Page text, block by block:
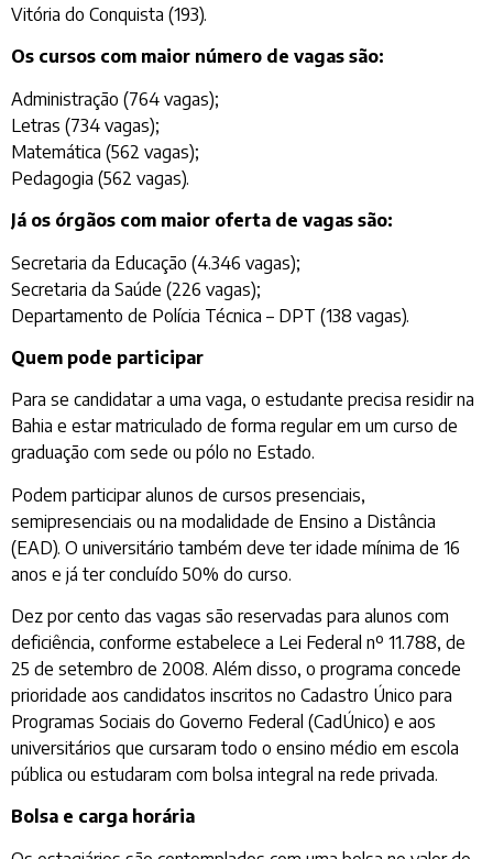
Vitória do Conquista (193).
Os cursos com maior número de vagas são:
Administração (764 vagas);
Letras (734 vagas);
Matemática (562 vagas);
Pedagogia (562 vagas).
Já os órgãos com maior oferta de vagas são:
Secretaria da Educação (4.346 vagas);
Secretaria da Saúde (226 vagas);
Departamento de Polícia Técnica – DPT (138 vagas).
Quem pode participar
Para se candidatar a uma vaga, o estudante precisa residir na
Bahia e estar matriculado de forma regular em um curso de
graduação com sede ou pólo no Estado.
Podem participar alunos de cursos presenciais,
semipresenciais ou na modalidade de Ensino a Distância
(EAD). O universitário também deve ter idade mínima de 16
anos e já ter concluído 50% do curso.
Dez por cento das vagas são reservadas para alunos com
deficiência, conforme estabelece a Lei Federal nº 11.788, de
25 de setembro de 2008. Além disso, o programa concede
prioridade aos candidatos inscritos no Cadastro Único para
Programas Sociais do Governo Federal (CadÚnico) e aos
universitários que cursaram todo o ensino médio em escola
pública ou estudaram com bolsa integral na rede privada.
Bolsa e carga horária